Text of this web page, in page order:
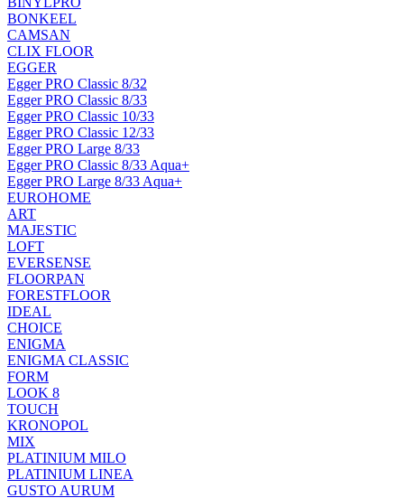
BONKEEL
CAMSAN
CLIX FLOOR
EGGER
Egger PRO Classic 8/32
Egger PRO Classic 8/33
Egger PRO Classic 10/33
Egger PRO Classic 12/33
Egger PRO Large 8/33
Egger PRO Classic 8/33 Aqua+
Egger PRO Large 8/33 Aqua+
EUROHOME
ART
MAJESTIC
LOFT
EVERSENSE
FLOORPAN
FORESTFLOOR
IDEAL
CHOICE
ENIGMA
ENIGMA CLASSIC
FORM
LOOK 8
TOUCH
KRONOPOL
MIX
PLATINIUM MILO
PLATINIUM LINEA
GUSTO AURUM